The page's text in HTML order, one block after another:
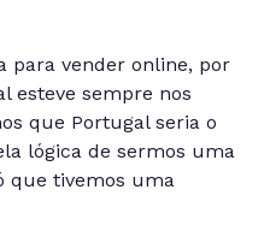
para vender online, por
esteve sempre nos
que Portugal seria o
lógica de sermos uma
que tivemos uma